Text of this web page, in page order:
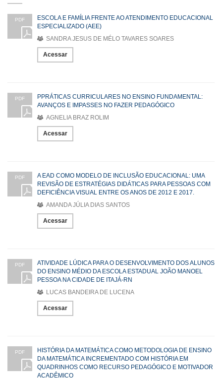
PDF
ESCOLA E FAMÍLIA FRENTE AO ATENDIMENTO EDUCACIONAL
ESPECIALIZADO (AEE)
SANDRA JESUS DE MÉLO TAVARES SOARES
Acessar
PDF
PPRÁTICAS CURRICULARES NO ENSINO FUNDAMENTAL:
AVANÇOS E IMPASSES NO FAZER PEDAGÓGICO
AGNELIA BRAZ ROLIM
Acessar
PDF
A EAD COMO MODELO DE INCLUSÃO EDUCACIONAL: UMA
REVISÃO DE ESTRATÉGIAS DIDÁTICAS PARA PESSOAS COM
DEFICIÊNCIA VISUAL ENTRE OS ANOS DE 2012 E 2017.
AMANDA JÚLIA DIAS SANTOS
Acessar
PDF
ATIVIDADE LÚDICA PARA O DESENVOLVIMENTO DOS ALUNOS
DO ENSINO MÉDIO DA ESCOLA ESTADUAL JOÃO MANOEL
PESSOA NA CIDADE DE ITAJÁ-RN
LUCAS BANDEIRA DE LUCENA
Acessar
PDF
HISTÓRIA DA MATEMÁTICA COMO METODOLOGIA DE ENSINO
DA MATEMÁTICA INCREMENTADO COM HISTÓRIA EM
QUADRINHOS COMO RECURSO PEDAGÓGICO E MOTIVADOR
ACADÊMICO